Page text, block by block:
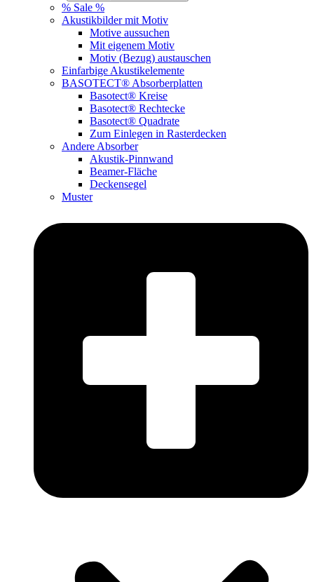
% Sale %
Akustikbilder mit Motiv
Motive aussuchen
Mit eigenem Motiv
Motiv (Bezug) austauschen
Einfarbige Akustikelemente
BASOTECT® Absorberplatten
Basotect® Kreise
Basotect® Rechtecke
Basotect® Quadrate
Zum Einlegen in Rasterdecken
Andere Absorber
Akustik-Pinnwand
Beamer-Fläche
Deckensegel
Muster